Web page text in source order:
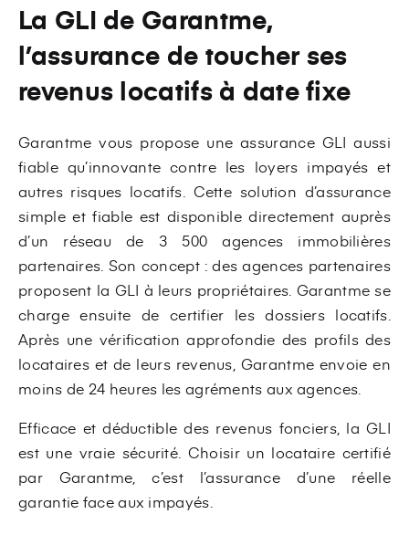
La GLI de Garantme,
l’assurance de toucher ses
revenus locatifs à date fixe
Garantme vous propose une assurance GLI aussi
fiable qu’innovante contre les loyers impayés et
autres risques locatifs. Cette solution d’assurance
simple et fiable est disponible directement auprès
d’un réseau de 3 500 agences immobilières
partenaires. Son concept : des agences partenaires
proposent la GLI à leurs propriétaires. Garantme se
charge ensuite de certifier les dossiers locatifs.
Après une vérification approfondie des profils des
locataires et de leurs revenus, Garantme envoie en
moins de 24 heures les agréments aux agences.
Efficace et déductible des revenus fonciers, la GLI
est une vraie sécurité. Choisir un locataire certifié
par Garantme, c’est l’assurance d’une réelle
garantie face aux impayés.